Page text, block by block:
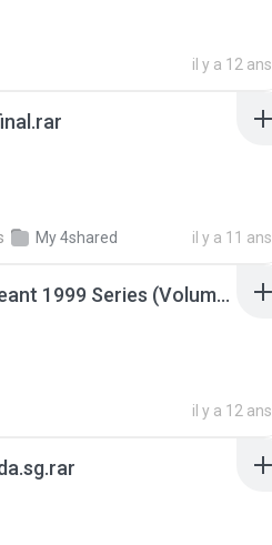
il y a 12 ans
My 4shared il y a 11 ans
Junior Miss Pageant 1999 Series (Volume I Part I NC 6).7z
il y a 12 ans